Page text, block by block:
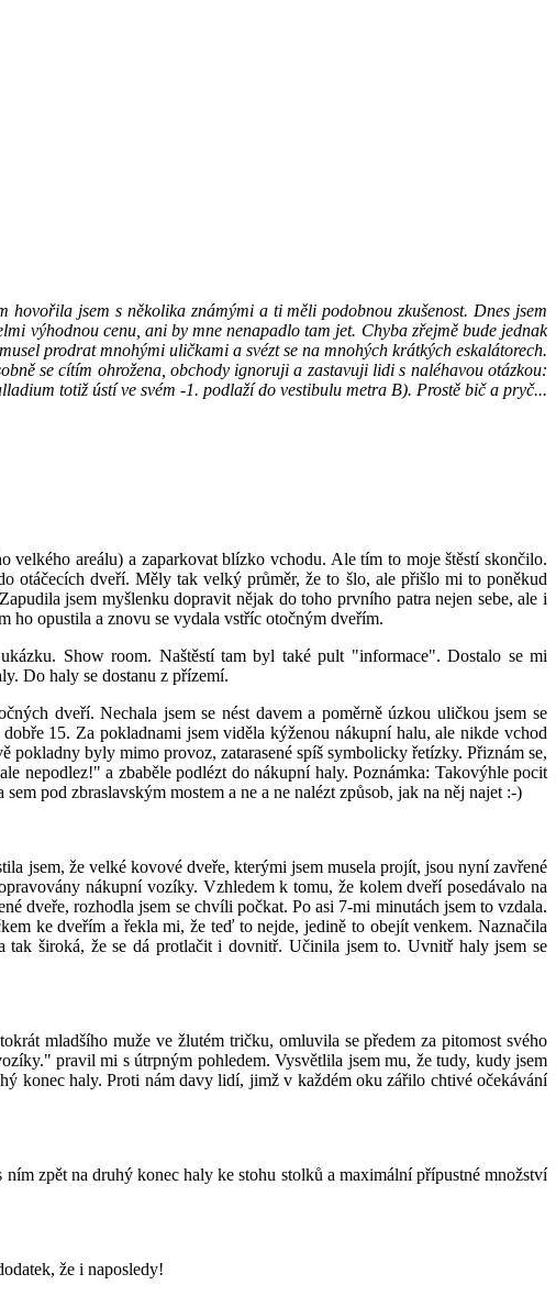
jsem s několika známými a ti měli podobnou zkušenost. Dnes jsem
výhodnou cenu, ani by mne nenapadlo tam jet. Chyba zřejmě bude jednak
prodrat mnohými uličkami a svézt se na mnohých krátkých eskalátorech.
se cítím ohrožena, obchody ignoruji a zastavuji lidi s naléhavou otázkou:
totiž ústí ve svém -1. podlaží do vestibulu metra B). Prostě bič a pryč...
velkého areálu) a zaparkovat blízko vchodu. Ale tím to moje štěstí skončilo.
otáčecích dveří. Měly tak velký průměr, že to šlo, ale přišlo mi to poněkud
jsem myšlenku dopravit nějak do toho prvního patra nejen sebe, ale i
ho opustila a znovu se vydala vstříc otočným dveřím.
Show room. Naštěstí tam byl také pult "informace". Dostalo se mi
Do haly se dostanu z přízemí.
dveří. Nechala jsem se nést davem a poměrně úzkou uličkou jsem se
15. Za pokladnami jsem viděla kýženou nákupní halu, ale nikde vchod
pokladny byly mimo provoz, zatarasené spíš symbolicky řetízky. Přiznám se,
nepodlez!" a zbaběle podlézt do nákupní haly. Poznámka: Takovýhle pocit
pod zbraslavským mostem a ne a ne nalézt způsob, jak na něj najet :-)
jsem, že velké kovové dveře, kterými jsem musela projít, jsou nyní zavřené
nákupní vozíky. Vzhledem k tomu, že kolem dveří posedávalo na
dveře, rozhodla jsem se chvíli počkat. Po asi 7-mi minutách jsem to vzdala.
ke dveřím a řekla mi, že teď to nejde, jedině to obejít venkem. Naznačila
široká, že se dá protlačit i dovnitř. Učinila jsem to. Uvnitř haly jsem se
mladšího muže ve žlutém tričku, omluvila se předem za pitomost svého
pravil mi s útrpným pohledem. Vysvětlila jsem mu, že tudy, kudy jsem
konec haly. Proti nám davy lidí, jimž v každém oku zářilo chtivé očekávání
zpět na druhý konec haly ke stohu stolků a maximální přípustné množství
že i naposledy!